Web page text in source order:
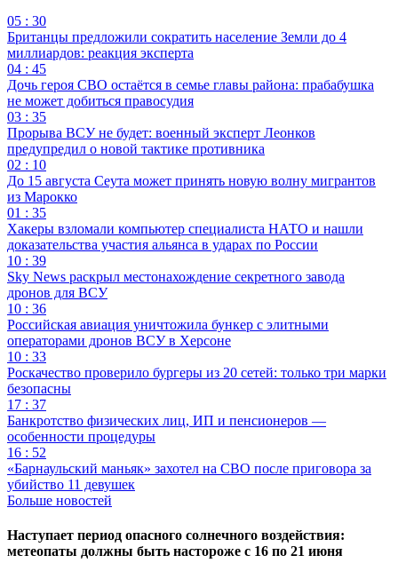
05 : 30
Британцы предложили сократить население Земли до 4
миллиардов: реакция эксперта
04 : 45
Дочь героя СВО остаётся в семье главы района: прабабушка
не может добиться правосудия
03 : 35
Прорыва ВСУ не будет: военный эксперт Леонков
предупредил о новой тактике противника
02 : 10
До 15 августа Сеута может принять новую волну мигрантов
из Марокко
01 : 35
Хакеры взломали компьютер специалиста НАТО и нашли
доказательства участия альянса в ударах по России
10 : 39
Sky News раскрыл местонахождение секретного завода
дронов для ВСУ
10 : 36
Российская авиация уничтожила бункер с элитными
операторами дронов ВСУ в Херсоне
10 : 33
Роскачество проверило бургеры из 20 сетей: только три марки
безопасны
17 : 37
Банкротство физических лиц, ИП и пенсионеров —
особенности процедуры
16 : 52
«Барнаульский маньяк» захотел на СВО после приговора за
убийство 11 девушек
Больше новостей
Наступает период опасного солнечного воздействия:
метеопаты должны быть настороже с 16 по 21 июня